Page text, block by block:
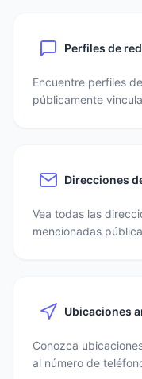
Perfiles de
Encuentre perfiles
públicamente
Direcciones
Vea todas las
mencionadas
Ubicaciones
Conozca
al número de